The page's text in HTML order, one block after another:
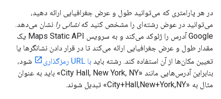
در هر پارامتری که می‌توانید طول و عرض جغرافیایی ارائه دهید،
می‌توانید در عوض رشته‌ای را مشخص کنید کهنشانی را نشان می‌دهد.
Google آدرس را ژئوکد می‌کند و به سرویس Maps Static API یک
مقدار طول و عرض جغرافیایی ارائه می‌کند تا در قرار دادن نشانگرها یا
تعیین مکان‌ها از آن استفاده کند. رشته باید با URL رمزگذاری
شود،
بنابراین آدرس‌هایی مانند «City Hall, New York, NY» باید به عنوان
مثال به «City+Hall,New+York,NY» تبدیل شوند.